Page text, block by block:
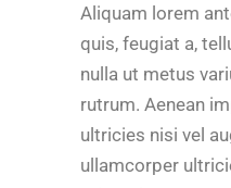
Aliquam lorem
quis, feugiat a,
nulla ut metus
rutrum. Aenean
ultricies nisi vel
ullamcorper